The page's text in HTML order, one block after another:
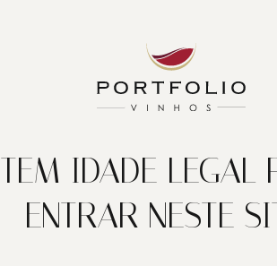
TEM IDADE LEGAL
ENTRAR NESTE